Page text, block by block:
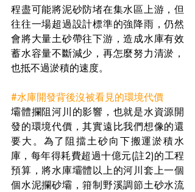
程盡可能將泥砂防堵在集水區上游，但
往往一場超過設計標準的強降雨，仍然
會將大量土砂帶往下游，造成水庫有效
蓄水容量不斷減少，再怎麼努力清淤，
也抵不過淤積的速度。
#水庫開發背後沒被看見的環境代價
壩體攔阻河川的影響，也就是水資源開
發的環境代價，其實遠比我們想像的還
要大。為了阻擋土砂向下搬運淤積水
庫，每年得耗費超過十億元(註2)的工程
預算，將水庫壩體以上的河川套上一個
個水泥攔砂壩，箝制野溪調節土砂水流